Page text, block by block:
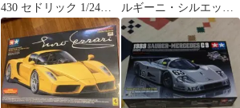
430 セドリック 1/24
貴重な当時物 絶版品♪
ルギーニ・シルエッ
ト 当時物